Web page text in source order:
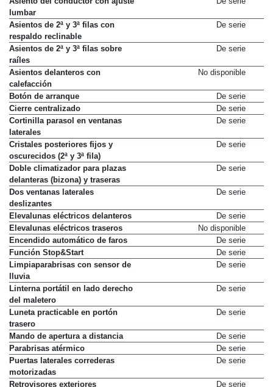
lumbar
Asientos de 2ª y 3ª filas con
respaldo reclinable
De serie
Asientos de 2ª y 3ª filas sobre
raíles
De serie
Asientos delanteros con
calefacción
No disponible
Botón de arranque
De serie
Cierre centralizado
De serie
Cortinilla parasol en ventanas
laterales
De serie
Cristales posteriores fijos y
oscurecidos (2ª y 3ª fila)
De serie
Doble climatizador para plazas
delanteras (bizona) y traseras
De serie
Dos ventanas laterales
deslizantes
De serie
Elevalunas eléctricos delanteros
De serie
Elevalunas eléctricos traseros
No disponible
Encendido automático de faros
De serie
Función Stop&Start
De serie
Limpiaparabrisas con sensor de
lluvia
De serie
Linterna portátil en lado derecho
del maletero
De serie
Luneta practicable en portón
trasero
De serie
Mando de apertura a distancia
De serie
Parabrisas atérmico
De serie
Puertas laterales correderas
motorizadas
De serie
Retrovisores exteriores
De serie